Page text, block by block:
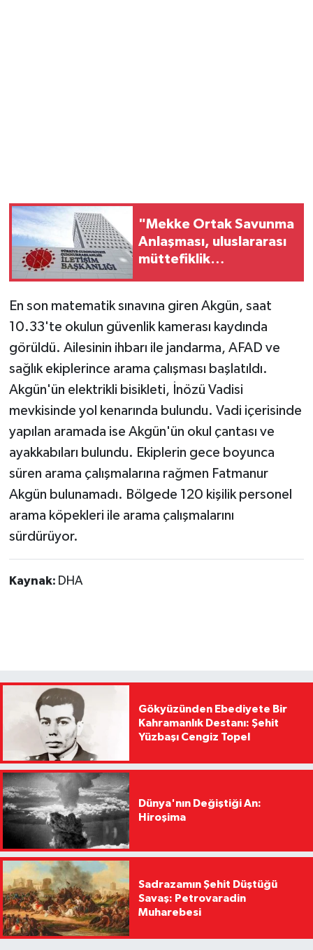
"Mekke Ortak Savunma
Anlaşması, uluslararası
müttefiklik
En son matematik sınavına giren Akgün, saat
10.33'te okulun güvenlik kamerası kaydında
görüldü. Ailesinin ihbarı ile jandarma, AFAD ve
sağlık ekiplerince arama çalışması başlatıldı.
Akgün'ün elektrikli bisikleti, İnözü Vadisi
mevkisinde yol kenarında bulundu. Vadi içerisinde
yapılan aramada ise Akgün'ün okul çantası ve
ayakkabıları bulundu. Ekiplerin gece boyunca
süren arama çalışmalarına rağmen Fatmanur
Akgün bulunamadı. Bölgede 120 kişilik personel
arama köpekleri ile arama çalışmalarını
sürdürüyor.
Kaynak: DHA
Gökyüzünden Ebediyete Bir
Kahramanlık Destanı: Şehit
Yüzbaşı Cengiz Topel
Dünya'nın Değiştiği An:
Hiroşima
Sadrazamın Şehit Düştüğü
Savaş: Petrovaradin
Muharebesi